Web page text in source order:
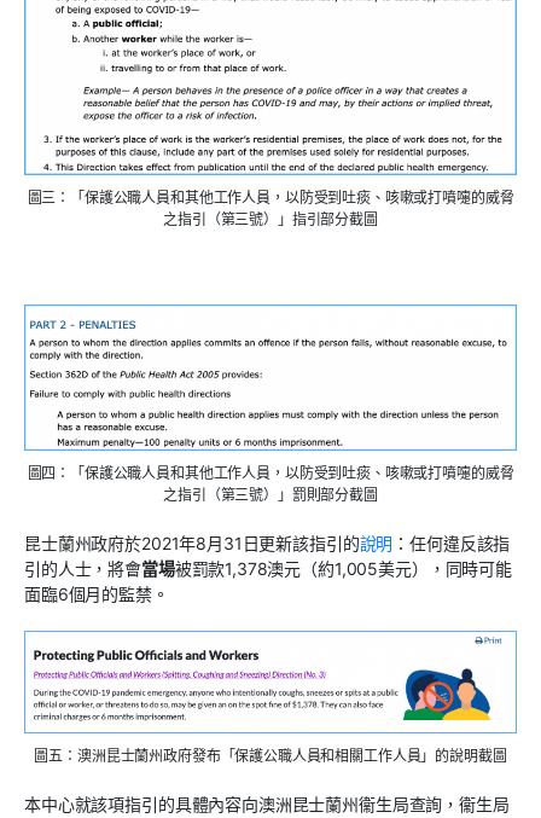
圖三：「保護公職人員和其他工作人員，以防受到吐痰、咳嗽或打噴嚏的威脅
之指引（第三號）」指引部分截圖
圖四：「保護公職人員和其他工作人員，以防受到吐痰、咳嗽或打噴嚏的威脅
之指引（第三號）」罰則部分截圖
昆士蘭州政府於2021年8月31日更新該指引的說明 ：任何違反該指
引的人士，將會當場被罰款1,378澳元（約1,005美元），同時可能
面臨6個月的監禁。
圖五：澳洲昆士蘭州政府發布「保護公職人員和相關工作人員」的說明截圖
本中心就該項指引的具體內容向澳洲昆士蘭州衞生局查詢，衞生局